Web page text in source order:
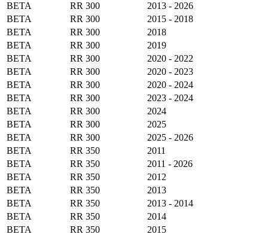
BETA
RR 300
2013 - 2026
BETA
RR 300
2015 - 2018
BETA
RR 300
2018
BETA
RR 300
2019
BETA
RR 300
2020 - 2022
BETA
RR 300
2020 - 2023
BETA
RR 300
2020 - 2024
BETA
RR 300
2023 - 2024
BETA
RR 300
2024
BETA
RR 300
2025
BETA
RR 300
2025 - 2026
BETA
RR 350
2011
BETA
RR 350
2011 - 2026
BETA
RR 350
2012
BETA
RR 350
2013
BETA
RR 350
2013 - 2014
BETA
RR 350
2014
BETA
RR 350
2015